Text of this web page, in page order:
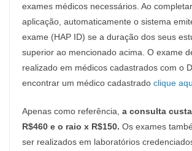
exames médicos necessários. Ao
aplicação, automaticamente o sistema
exame (HAP ID) se a duração dos seus
superior ao mencionado acima. O exame
realizado em médicos cadastrados com o
encontrar um médico cadastrado clique
Apenas como referência, a consulta
R$460 e o raio x R$150. Os exames
ser realizados em laboratórios